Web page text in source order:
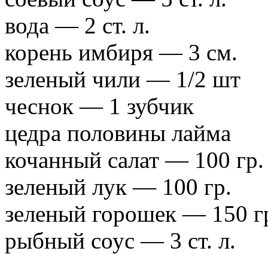
вода — 2 ст. л.
корень имбиря — 3 см.
зеленый чили — 1/2 шт
чеснок — 1 зубчик
цедра половины лайма
кочанный салат — 100 гр.
зеленый лук — 100 гр.
зеленый горошек — 150
рыбный соус — 3 ст. л.